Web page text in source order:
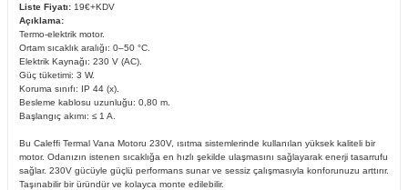
Liste Fiyatı: 19€+KDV
Açıklama:
Termo-elektrik motor.
Ortam sıcaklık aralığı: 0–50 °C.
Elektrik Kaynağı: 230 V (AC).
Güç tüketimi: 3 W.
Koruma sınıfı: IP 44 (x).
Besleme kablosu uzunluğu: 0,80 m.
Başlangıç ​​akımı: ≤ 1 A.
Bu Caleffi Termal Vana Motoru 230V, ısıtma sistemlerinde kullanılan yüksek kaliteli bir
motor. Odanızın istenen sıcaklığa en hızlı şekilde ulaşmasını sağlayarak enerji tasarrufu
sağlar. 230V gücüyle güçlü performans sunar ve sessiz çalışmasıyla konforunuzu arttırır.
Taşınabilir bir üründür ve kolayca monte edilebilir.